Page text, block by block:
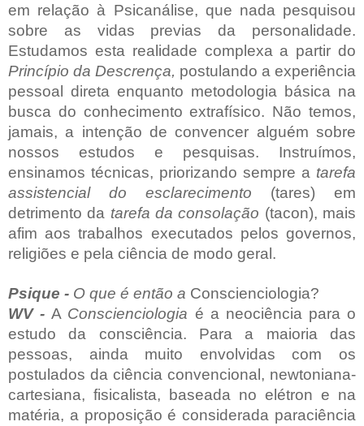
em relação à Psicanálise, que nada pesquisou
sobre as vidas previas da personalidade.
Estudamos esta realidade complexa a partir do
Princípio da Descrença, postulando a experiência
pessoal direta enquanto metodologia básica na
busca do conhecimento extrafísico. Não temos,
jamais, a intenção de convencer alguém sobre
nossos estudos e pesquisas. Instruímos,
ensinamos técnicas, priorizando sempre a tarefa
assistencial do esclarecimento (tares) em
detrimento da tarefa da consolação (tacon), mais
afim aos trabalhos executados pelos governos,
religiões e pela ciência de modo geral.
Psique - O que é então a Conscienciologia?
WV -A Conscienciologia é a neociência para o
estudo da consciência. Para a maioria das
pessoas, ainda muito envolvidas com os
postulados da ciência convencional, newtoniana-
cartesiana, fisicalista, baseada no elétron e na
matéria, a proposição é considerada paraciência